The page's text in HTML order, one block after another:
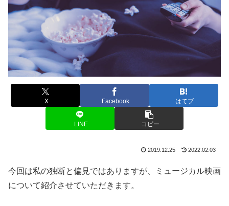
X Facebook はてブ
LINE コピー
2019.12.25 2022.02.03
今回は私の独断と偏見ではありますが、ミュージカル映画
について紹介させていただきます。